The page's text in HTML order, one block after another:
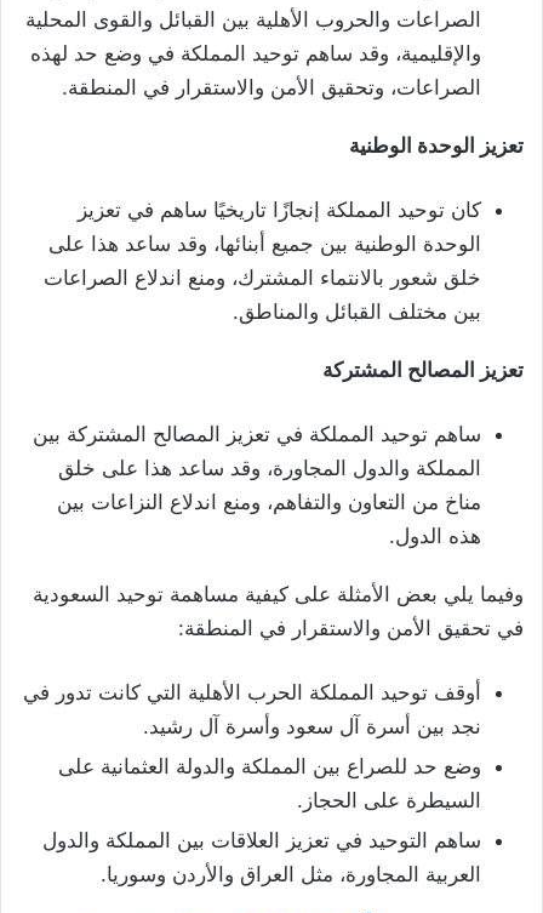
الصراعات والحروب الأهلية بين القبائل والقوى المحلية
والإقليمية، وقد ساهم توحيد المملكة في وضع حد لهذه
الصراعات، وتحقيق الأمن والاستقرار في المنطقة.
تعزيز الوحدة الوطنية
كان توحيد المملكة إنجازًا تاريخيًا ساهم في تعزيز
الوحدة الوطنية بين جميع أبنائها، وقد ساعد هذا على
خلق شعور بالانتماء المشترك، ومنع اندلاع الصراعات
بين مختلف القبائل والمناطق.
تعزيز المصالح المشتركة
ساهم توحيد المملكة في تعزيز المصالح المشتركة بين
المملكة والدول المجاورة، وقد ساعد هذا على خلق
مناخ من التعاون والتفاهم، ومنع اندلاع النزاعات بين
هذه الدول.
وفيما يلي بعض الأمثلة على كيفية مساهمة توحيد السعودية
في تحقيق الأمن والاستقرار في المنطقة:
أوقف توحيد المملكة الحرب الأهلية التي كانت تدور في
نجد بين أسرة آل سعود وأسرة آل رشيد.
وضع حد للصراع بين المملكة والدولة العثمانية على
السيطرة على الحجاز.
ساهم التوحيد في تعزيز العلاقات بين المملكة والدول
العربية المجاورة، مثل العراق والأردن وسوريا.